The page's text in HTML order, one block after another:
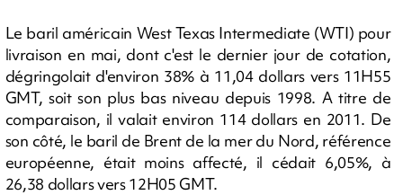
Le baril américain West Texas Intermediate (WTI) pour
livraison en mai, dont c'est le dernier jour de cotation,
dégringolait d'environ 38% à 11,04 dollars vers 11H55
GMT, soit son plus bas niveau depuis 1998. A titre de
comparaison, il valait environ 114 dollars en 2011. De
son côté, le baril de Brent de la mer du Nord, référence
européenne, était moins affecté, il cédait 6,05%, à
26,38 dollars vers 12H05 GMT.